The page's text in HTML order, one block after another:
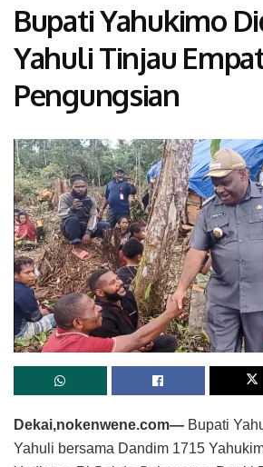
Bupati Yahukimo
Yahuli Tinjau
Pengungsian
Dekai,nokenwene.com— Bupati
Yahuli bersama Dandim 1715